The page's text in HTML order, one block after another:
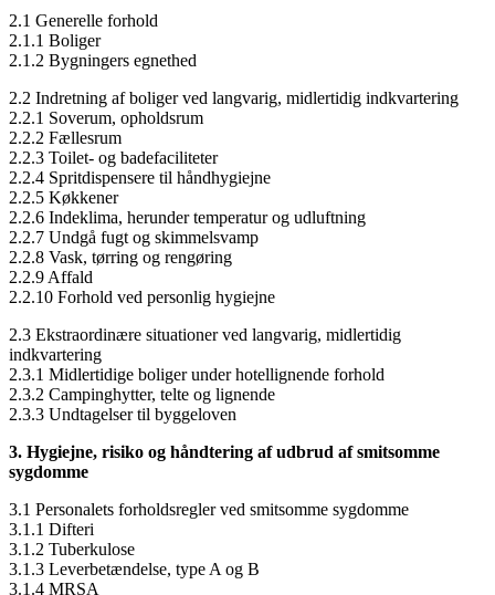
2.1 Generelle forhold
2.1.1 Boliger
2.1.2 Bygningers egnethed
2.2 Indretning af boliger ved langvarig, midlertidig indkvartering
2.2.1 Soverum, opholdsrum
2.2.2 Fællesrum
2.2.3 Toilet- og badefaciliteter
2.2.4 Spritdispensere til håndhygiejne
2.2.5 Køkkener
2.2.6 Indeklima, herunder temperatur og udluftning
2.2.7 Undgå fugt og skimmelsvamp
2.2.8 Vask, tørring og rengøring
2.2.9 Affald
2.2.10 Forhold ved personlig hygiejne
2.3 Ekstraordinære situationer ved langvarig, midlertidig
indkvartering
2.3.1 Midlertidige boliger under hotellignende forhold
2.3.2 Campinghytter, telte og lignende
2.3.3 Undtagelser til byggeloven
3. Hygiejne, risiko og håndtering af udbrud af smitsomme
sygdomme
3.1 Personalets forholdsregler ved smitsomme sygdomme
3.1.1 Difteri
3.1.2 Tuberkulose
3.1.3 Leverbetændelse, type A og B
3.1.4 MRSA